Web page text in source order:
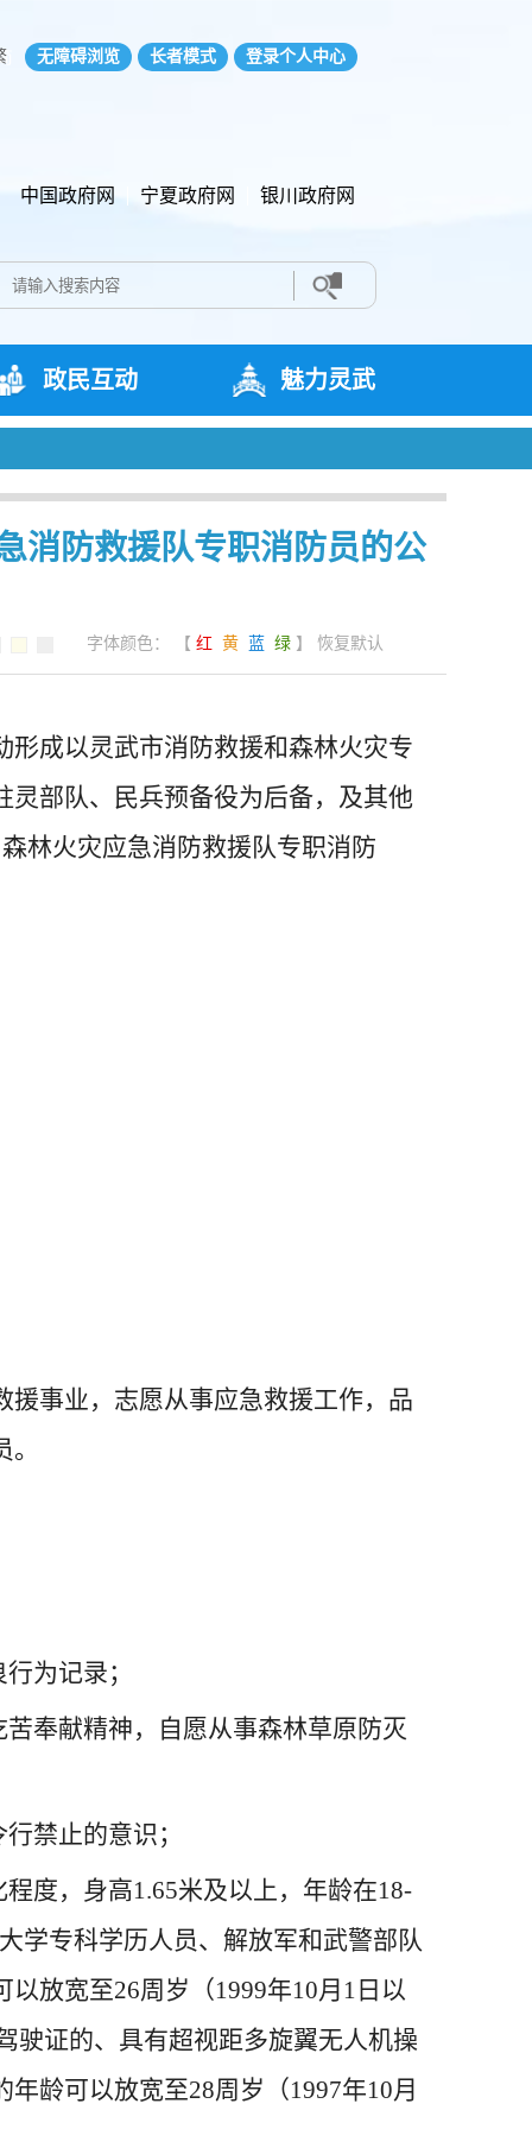
中国政府网 宁夏政府网 银川政府网
无障碍浏览 长者模式 登录个人中心
政民互动 魅力灵武
消防救援队专职消防员的公
字体颜色： 【 红 黄 蓝 绿 】 恢复默认
成以灵武市消防救援和森林火灾专
部队、民兵预备役为后备，及其他
林火灾应急消防救援队专职消防
事业，志愿从事应急救援工作，品
为记录；
奉献精神，自愿从事森林草原防灭
禁止的意识；
度，身高1.65米及以上，年龄在18-
学专科学历人员、解放军和武警部队
放宽至26周岁（1999年10月1日以
驶证的、具有超视距多旋翼无人机操
龄可以放宽至28周岁（1997年10月